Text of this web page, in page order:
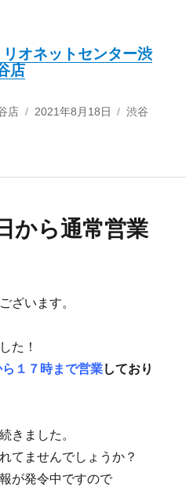
オネットセンター渋
店
店
投
2021年8月18日
カ
渋谷
から通常営業
ざいます。
た！
ら１７時まで営業しており
きました。
てませんでしょうか？
が発令中ですので